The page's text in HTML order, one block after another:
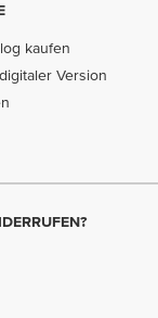
kaufen
Version